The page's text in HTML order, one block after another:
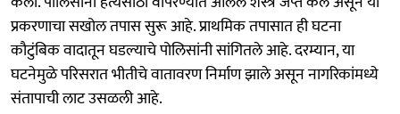
प्रकरणाचा सखोल तपास सुरू आहे. प्राथमिक तपासात ही घटना
कौटुंबिक वादातून घडल्याचे पोलिसांनी सांगितले आहे. दरम्यान, या
घटनेमुळे परिसरात भीतीचे वातावरण निर्माण झाले असून नागरिकांमध्ये
संतापाची लाट उसळली आहे.